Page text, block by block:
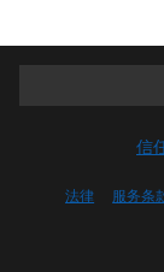
信
法律 服务条